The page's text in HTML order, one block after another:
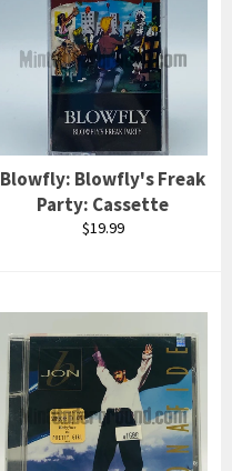
Blowfly: Blowfly's Freak
Party: Cassette
Prix
$19.99